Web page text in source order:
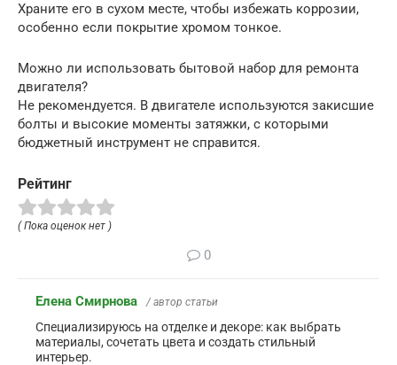
Храните его в сухом месте, чтобы избежать коррозии,
особенно если покрытие хромом тонкое.
Можно ли использовать бытовой набор для ремонта
двигателя?
Не рекомендуется. В двигателе используются закисшие
болты и высокие моменты затяжки, с которыми
бюджетный инструмент не справится.
Рейтинг
( Пока оценок нет )
0
Елена Смирнова / автор статьи
Специализируюсь на отделке и декоре: как выбрать
материалы, сочетать цвета и создать стильный
интерьер.